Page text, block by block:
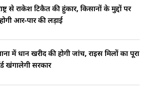
से राकेश टिकैत की हुंकार, किसानों के मुद्दों पर
आर-पार की लड़ाई
में धान खरीद की होगी जांच, राइस मिलों का पूरा
खंगालेगी सरकार